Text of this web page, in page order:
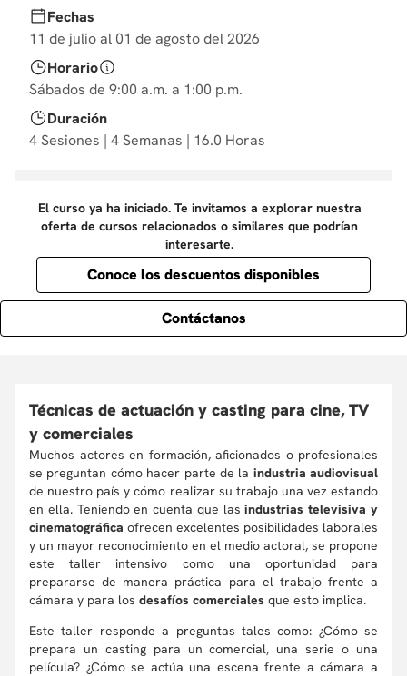
Fechas
11 de julio al 01 de agosto del 2026
Horario
Sábados de 9:00 a.m. a 1:00 p.m.
Duración
4 Sesiones | 4 Semanas | 16.0 Horas
El curso ya ha iniciado. Te invitamos a explorar nuestra
oferta de cursos relacionados o similares que podrían
interesarte.
Conoce los descuentos disponibles
Contáctanos
Técnicas de actuación y casting para cine, TV
y comerciales
Muchos actores en formación, aficionados o profesionales
se preguntan cómo hacer parte de la industria audiovisual
de nuestro país y cómo realizar su trabajo una vez estando
en ella. Teniendo en cuenta que lasindustrias televisiva y
cinematográfica ofrecen excelentes posibilidades laborales
y un mayor reconocimiento en el medio actoral, se propone
este taller intensivo como una oportunidad para
prepararse de manera práctica para el trabajo frente a
cámara y para los desafíos comerciales que esto implica.
Este taller responde a preguntas tales como: ¿Cómo se
prepara un casting para un comercial, una serie o una
película? ¿Cómo se actúa una escena frente a cámara a